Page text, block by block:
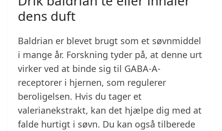
dens duft
Baldrian er blevet brugt som et søvnmiddel
i mange år. Forskning tyder på, at denne urt
virker ved at binde sig til GABA-A-
receptorer i hjernen, som regulerer
beroligelsen. Hvis du tager et
valerianekstrakt, kan det hjælpe dig med at
falde hurtigt i søvn. Du kan også tilberede